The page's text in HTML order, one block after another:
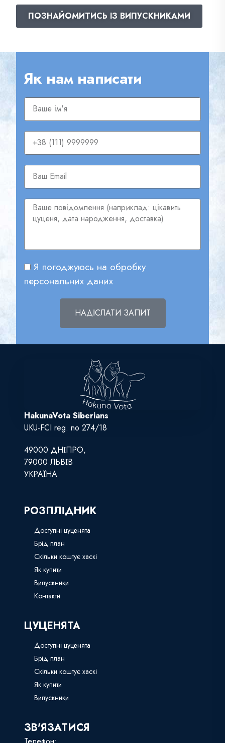
ПОЗНАЙОМИТИСЬ ІЗ ВИПУСКНИКАМИ
Як нам написати
Я погоджуюсь на обробку
персональних даних
НАДІСЛАТИ ЗАПИТ
HakunaVota Siberians
UKU-FCI reg. no 274/18
49000 ДНІПРО,
79000 ЛЬВІВ
УКРАЇНА
РОЗПЛІДНИК
Доступні цуценята
Брід план
Скільки коштує хаскі
Як купити
Випускники
Контакти
ЦУЦЕНЯТА
Доступні цуценята
Брід план
Скільки коштує хаскі
Як купити
Випускники
ЗВ'ЯЗАТИСЯ